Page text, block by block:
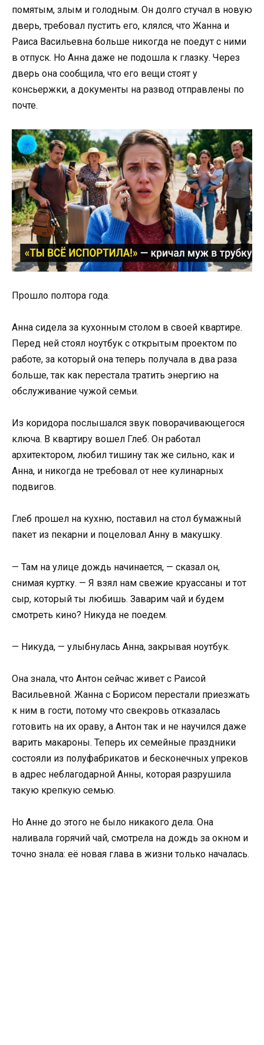
помятым, злым и голодным. Он долго стучал в новую
дверь, требовал пустить его, клялся, что Жанна и
Раиса Васильевна больше никогда не поедут с ними
в отпуск. Но Анна даже не подошла к глазку. Через
дверь она сообщила, что его вещи стоят у
консьержки, а документы на развод отправлены по
почте.
Прошло полтора года.
Анна сидела за кухонным столом в своей квартире.
Перед ней стоял ноутбук с открытым проектом по
работе, за который она теперь получала в два раза
больше, так как перестала тратить энергию на
обслуживание чужой семьи.
Из коридора послышался звук поворачивающегося
ключа. В квартиру вошел Глеб. Он работал
архитектором, любил тишину так же сильно, как и
Анна, и никогда не требовал от нее кулинарных
подвигов.
Глеб прошел на кухню, поставил на стол бумажный
пакет из пекарни и поцеловал Анну в макушку.
— Там на улице дождь начинается, — сказал он,
снимая куртку. — Я взял нам свежие круассаны и тот
сыр, который ты любишь. Заварим чай и будем
смотреть кино? Никуда не поедем.
— Никуда, — улыбнулась Анна, закрывая ноутбук.
Она знала, что Антон сейчас живет с Раисой
Васильевной. Жанна с Борисом перестали приезжать
к ним в гости, потому что свекровь отказалась
готовить на их ораву, а Антон так и не научился даже
варить макароны. Теперь их семейные праздники
состояли из полуфабрикатов и бесконечных упреков
в адрес неблагодарной Анны, которая разрушила
такую крепкую семью.
Но Анне до этого не было никакого дела. Она
наливала горячий чай, смотрела на дождь за окном и
точно знала: её новая глава в жизни только началась.